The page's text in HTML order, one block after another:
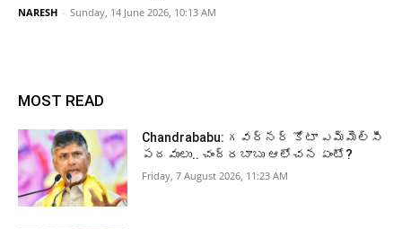
NARESH - Sunday, 14 June 2026, 10:13 AM
MOST READ
Chandrababu: గవర్నర్ కోటా ఎమ్మెల్సీ
పదవులు.. చంద్రబాబు ఆలోచన ఏంటో?
Friday, 7 August 2026, 11:23 AM